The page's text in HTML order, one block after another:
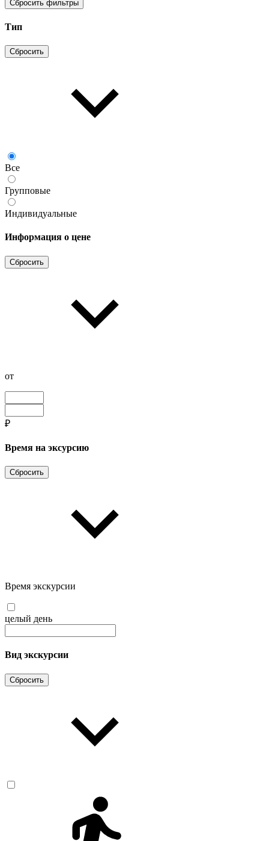
Сбросить фильтры
Тип
Сбросить
Все
Групповые
Индивидуальные
Информация о цене
Сбросить
от
₽
Время на эксурсию
Сбросить
Время экскурсии
целый день
Вид экскурсии
Сбросить